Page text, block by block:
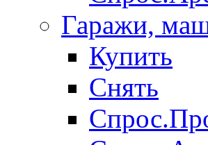
Гаражи,
Купить
Снять